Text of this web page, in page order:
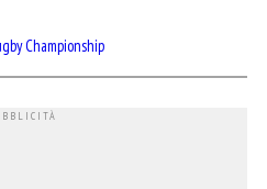
Championship